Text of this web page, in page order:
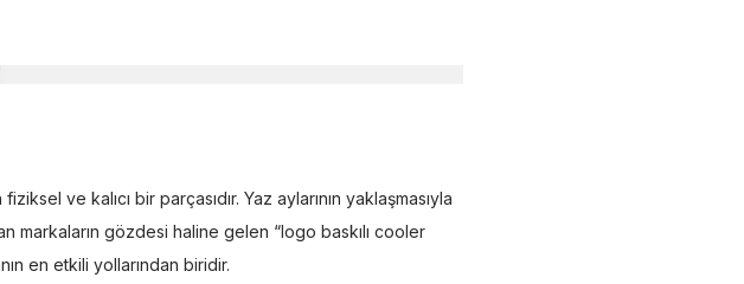
ve kalıcı bir parçasıdır. Yaz aylarının yaklaşmasıyla
gözdesi haline gelen “logo baskılı cooler
en etkili yollarından biridir.